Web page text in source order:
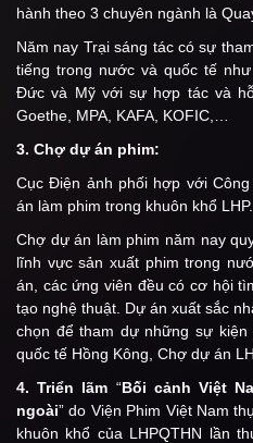
hành theo 3 chuyên ngành là
Năm nay Trại sáng tác có sự
tiếng trong nước và quốc tế
Đức và Mỹ với sự hợp tác và
Goethe, MPA, KAFA, KOFIC,…
3. Chợ dự án phim:
Cục Điện ảnh phối hợp với
án làm phim trong khuôn khổ LHP.
Chợ dự án làm phim năm nay
lĩnh vực sản xuất phim trong
án, các ứng viên đều có cơ hội
tạo nghệ thuật. Dự án xuất sắc
chọn để tham dự những sự
quốc tế Hồng Kông, Chợ dự án
4. Triển lãm “Bối cảnh Việt
ngoài” do Viện Phim Việt Nam
khuôn khổ của LHPQTHN lần